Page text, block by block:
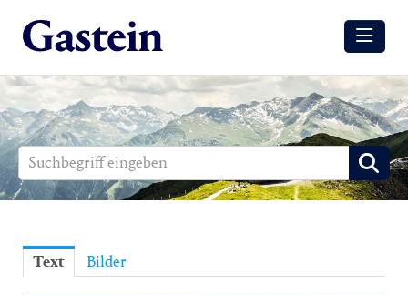
Meldungen
Winter
Media
Text Bilder